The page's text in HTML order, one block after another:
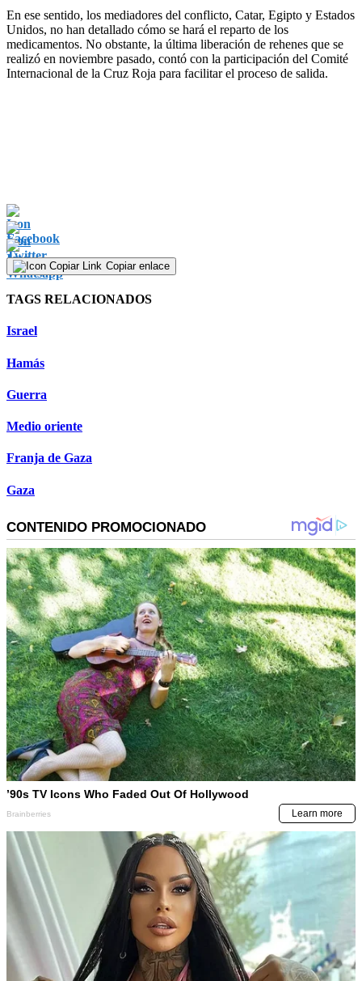
En ese sentido, los mediadores del conflicto, Catar, Egipto y Estados
Unidos, no han detallado cómo se hará el reparto de los
medicamentos. No obstante, la última liberación de rehenes que se
realizó en noviembre pasado, contó con la participación del Comité
Internacional de la Cruz Roja para facilitar el proceso de salida.
Copiar enlace
TAGS RELACIONADOS
Israel
Hamás
Guerra
Medio oriente
Franja de Gaza
Gaza